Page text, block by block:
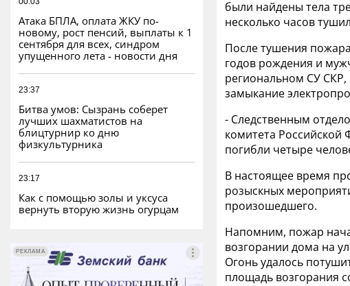
Атака БПЛА, оплата ЖКУ по-
новому, рост пенсий, выплаты к 1
сентября для всех, синдром
упущенного лета - новости дня
23:37
Битва умов: Сызрань соберет
лучших шахматистов на
блицтурнир ко дню
физкультурника
23:17
Как с помощью золы и уксуса
вернуть вторую жизнь огурцам
РЕКЛАМА
РЕКЛАМА
были найдены тела
несколько часов
После тушения
годов рождения и
региональном СУ
замыкание
- Следственным
комитета Российской
погибли четыре
В настоящее время
розыскных
произошедшего.
Напомним, пожар
возгорании дома на
Огонь удалось
площадь возгорания